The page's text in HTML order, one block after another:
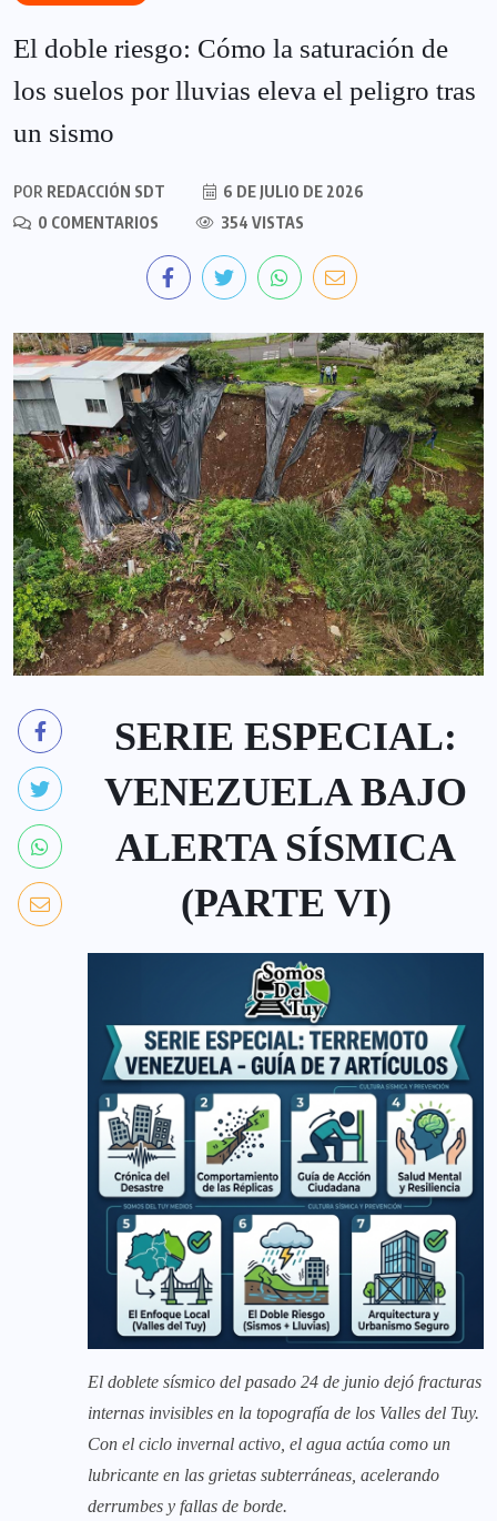
El doble riesgo: Cómo la saturación de
los suelos por lluvias eleva el peligro tras
un sismo
POR REDACCIÓN SDT
6 DE JULIO DE 2026
0 COMENTARIOS
354 VISTAS
SERIE ESPECIAL:
VENEZUELA BAJO
ALERTA SÍSMICA
(PARTE VI)
El doblete sísmico del pasado 24 de junio dejó fracturas
internas invisibles en la topografía de los Valles del Tuy.
Con el ciclo invernal activo, el agua actúa como un
lubricante en las grietas subterráneas, acelerando
derrumbes y fallas de borde.